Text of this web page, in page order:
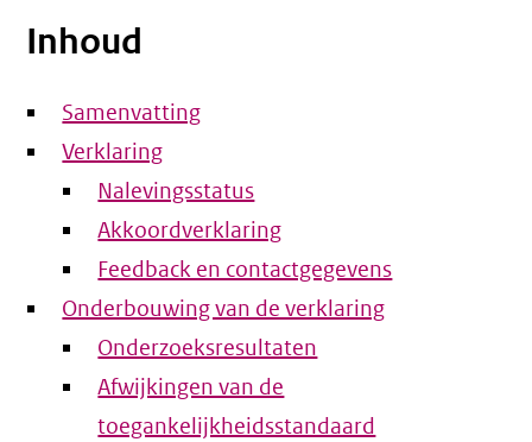
Inhoud
Samenvatting
Verklaring
Nalevingsstatus
Akkoordverklaring
Feedback en contactgegevens
Onderbouwing van de verklaring
Onderzoeksresultaten
Afwijkingen van de
toegankelijkheidsstandaard